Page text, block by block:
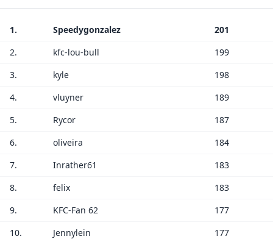
1. Speedygonzalez
201
2.
kfc-lou-bull
199
3.
kyle
198
4.
vluyner
189
5.
Rycor
187
6.
oliveira
184
7.
Inrather61
183
8.
felix
183
9.
KFC-Fan 62
177
10.
Jennylein 177